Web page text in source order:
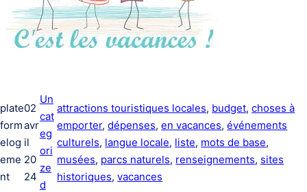
plate
form
elog
eme
nt
02
avr
il
20
24
Un
cat
eg
ori
ze
d
attractions touristiques locales, budget, choses à
emporter, dépenses, en vacances, événements
culturels, langue locale, liste, mots de base
musées, parcs naturels, renseignements, sites
historiques, vacances